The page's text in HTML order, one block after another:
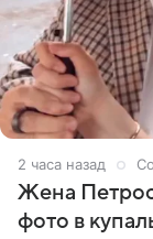
2 часа назад
Жена
фото в